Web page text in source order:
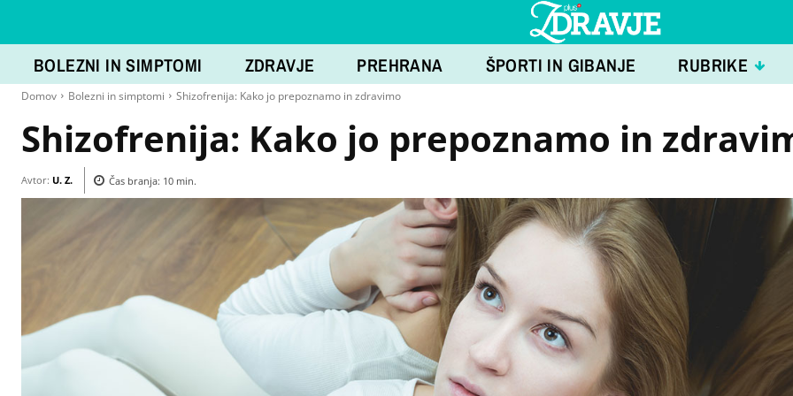
BOLEZNI IN SIMPTOMI ZDRAVJE PREHRANA ŠPORTI IN GIBANJE RUBRIKE
Domov Bolezni in simptomi Shizofrenija: Kako jo prepoznamo in zdravimo
Shizofrenija: Kako jo prepoznamo in
Avtor: U. Z. Čas branja: 10 min.